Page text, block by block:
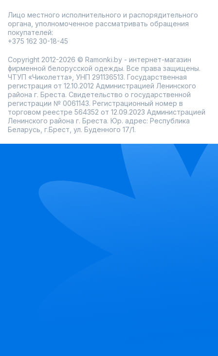
Лицо местного исполнительного и распорядительного
органа, уполномоченное рассматривать обращения
покупателей:
+375 162 30-18-45
Copyright 2012-2026 © Ramonki.by - интернет-магазин
фирменной белорусской одежды. Все права защищены.
ЧТУП «Чиколетта», УНП 291136513. Государственная
регистрация от 12.10.2012 Администрацией Ленинского
района г. Бреста. Свидетельство о государственной
регистрации № 0061143. Регистрационный номер в
торговом реестре 564352 от 12.09.2023 Администрацией
Ленинского района г. Бреста. Юр. адрес: Республика
Беларусь, г.Брест, ул. Буденного 17/1.